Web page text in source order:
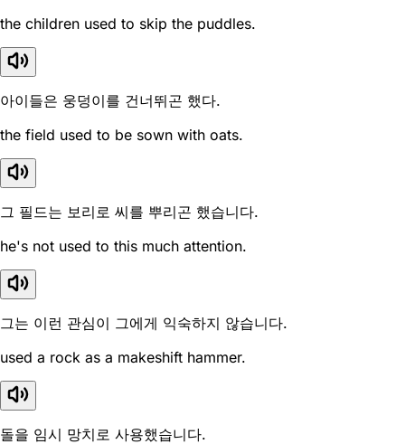
the children used to skip the puddles.
아이들은 웅덩이를 건너뛰곤 했다.
the field used to be sown with oats.
그 필드는 보리로 씨를 뿌리곤 했습니다.
he's not used to this much attention.
그는 이런 관심이 그에게 익숙하지 않습니다.
used a rock as a makeshift hammer.
돌을 임시 망치로 사용했습니다.